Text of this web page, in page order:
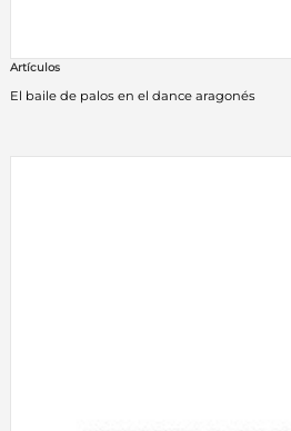
Artículos
El baile de palos en el dance aragonés